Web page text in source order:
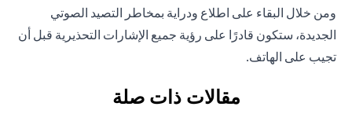
ومن خلال البقاء على اطلاع ودراية بمخاطر التصيد الصوتي
الجديدة، ستكون قادرًا على رؤية جميع الإشارات التحذيرية قبل أن
تجيب على الهاتف.
مقالات ذات صلة